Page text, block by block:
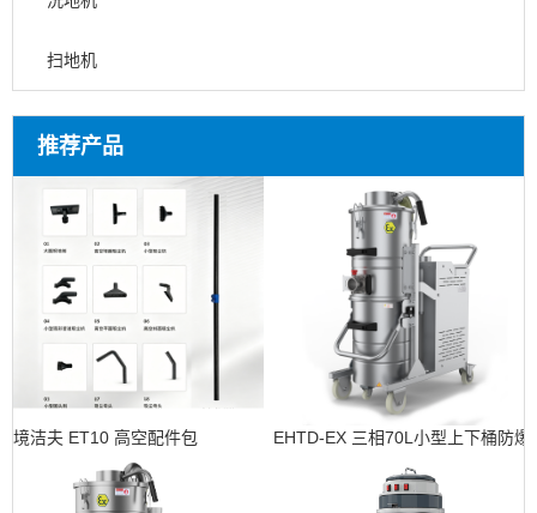
扫地机
推荐产品
境洁夫 ET10 高空配件包 EHTD-EX 三相70L小型上下桶防爆